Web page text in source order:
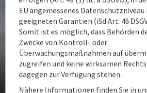
Geführte
EU angemessenes Datenschutzniveau
geeigneten Garantien (iSd Art. 46
Somit ist es möglich, dass Behörden
Zwecke von Kontroll- oder
Überwachungsmaßnahmen auf
zugreifen und keine wirksamen
dagegen zur Verfügung stehen.
Nähere Informationen finden Sie in